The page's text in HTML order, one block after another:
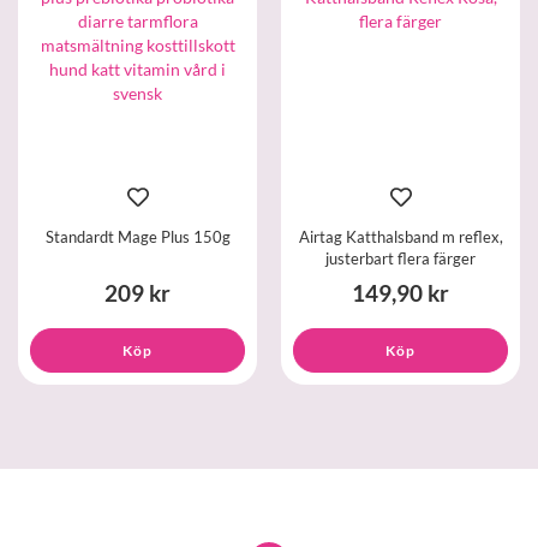
Standardt Mage Plus 150g
209 kr
Köp
Airtag Katthalsband m reflex,
justerbart flera färger
149,90 kr
Köp